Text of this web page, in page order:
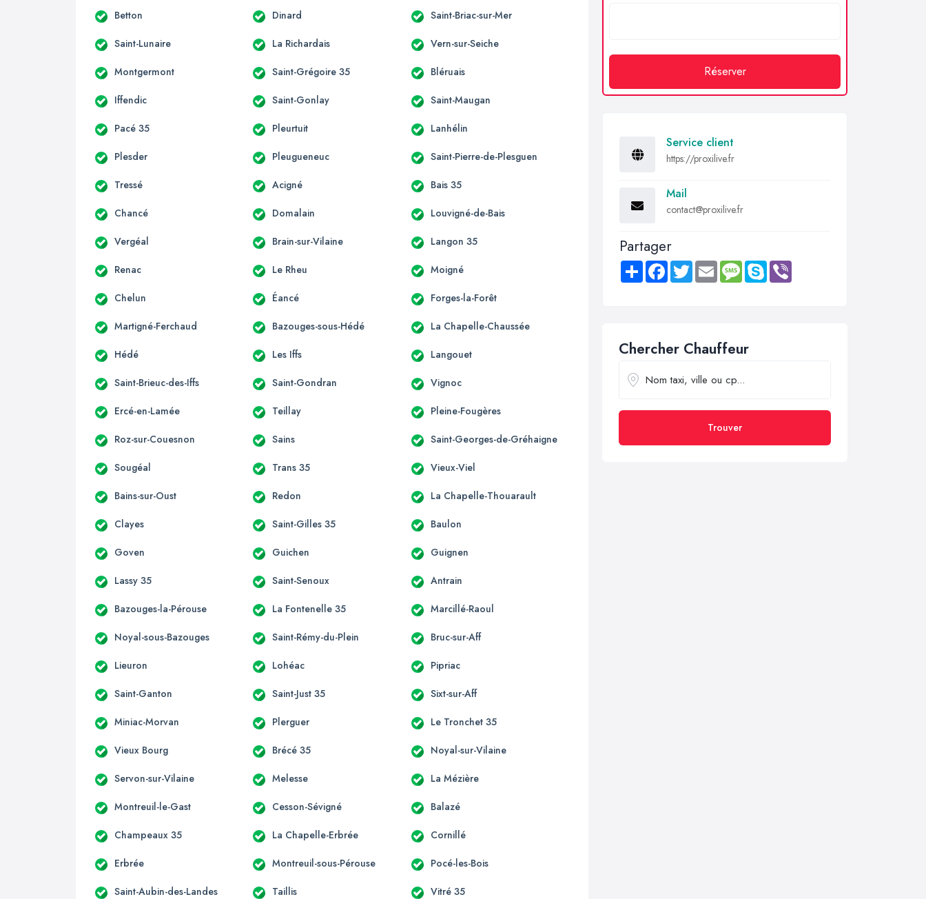
Betton Dinard Saint-Briac-sur-Mer
Saint-Lunaire La Richardais Vern-sur-Seiche
Montgermont Saint-Grégoire 35 Bléruais
Iffendic Saint-Gonlay Saint-Maugan
Pacé 35 Pleurtuit Lanhélin
Plesder Pleugueneuc Saint-Pierre-de-Plesguen
Tressé Acigné Bais 35
Chancé Domalain Louvigné-de-Bais
Vergéal Brain-sur-Vilaine Langon 35
Renac Le Rheu Moigné
Chelun Éancé Forges-la-Forêt
Martigné-Ferchaud Bazouges-sous-Hédé La Chapelle-Chaussée
Hédé Les Iffs Langouet
Saint-Brieuc-des-Iffs Saint-Gondran Vignoc
Ercé-en-Lamée Teillay Pleine-Fougères
Roz-sur-Couesnon Sains Saint-Georges-de-Gréhaigne
Sougéal Trans 35 Vieux-Viel
Bains-sur-Oust Redon La Chapelle-Thouarault
Clayes Saint-Gilles 35 Baulon
Goven Guichen Guignen
Lassy 35 Saint-Senoux Antrain
Bazouges-la-Pérouse La Fontenelle 35 Marcillé-Raoul
Noyal-sous-Bazouges Saint-Rémy-du-Plein Bruc-sur-Aff
Lieuron Lohéac Pipriac
Saint-Ganton Saint-Just 35 Sixt-sur-Aff
Miniac-Morvan Plerguer Le Tronchet 35
Vieux Bourg Brécé 35 Noyal-sur-Vilaine
Servon-sur-Vilaine Melesse La Mézière
Montreuil-le-Gast Cesson-Sévigné Balazé
Champeaux 35 La Chapelle-Erbrée Cornillé
Erbrée Montreuil-sous-Pérouse Pocé-les-Bois
Saint-Aubin-des-Landes Taillis Vitré 35
Réserver
Service client
https://proxilive.fr
Mail
contact@proxilive.fr
Partager
Share FacebookTwitter Email MessageSkype
Chercher Chauffeur
Trouver